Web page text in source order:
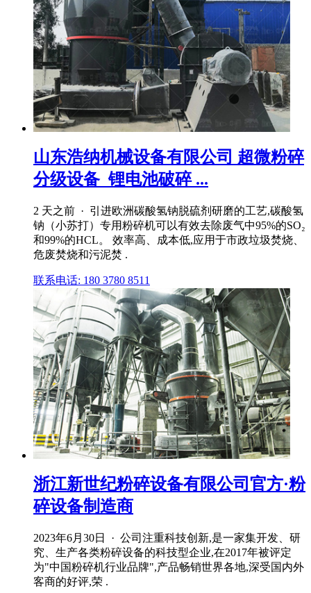
山东浩纳机械设备有限公司 超微粉碎
分级设备_锂电池破碎 ...
2 天之前 · 引进欧洲碳酸氢钠脱硫剂研磨的工艺,碳酸氢
钠（小苏打）专用粉碎机可以有效去除废气中95%的SO₂
和99%的HCL。 效率高、成本低,应用于市政垃圾焚烧、
危废焚烧和污泥焚 .
联系电话: 180 3780 8511
浙江新世纪粉碎设备有限公司官方·粉
碎设备制造商
2023年6月30日 · 公司注重科技创新,是一家集开发、研
究、生产各类粉碎设备的科技型企业,在2017年被评定
为"中国粉碎机行业品牌",产品畅销世界各地,深受国内外
客商的好评,荣 .